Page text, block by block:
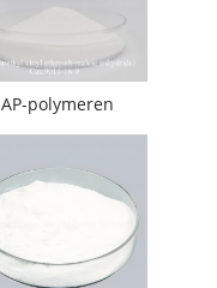
AP-polymeren